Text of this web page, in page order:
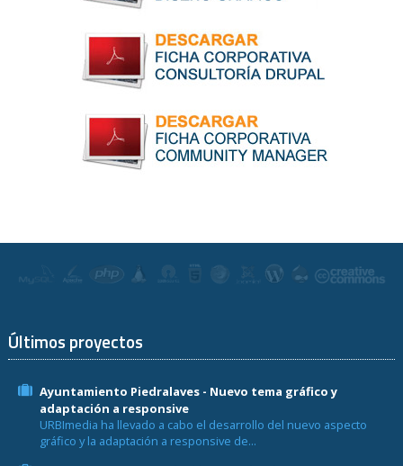
Últimos proyectos
Ayuntamiento Piedralaves - Nuevo tema gráfico y
adaptación a responsive
URBImedia ha llevado a cabo el desarrollo del nuevo aspecto
gráfico y la adaptación a responsive de...